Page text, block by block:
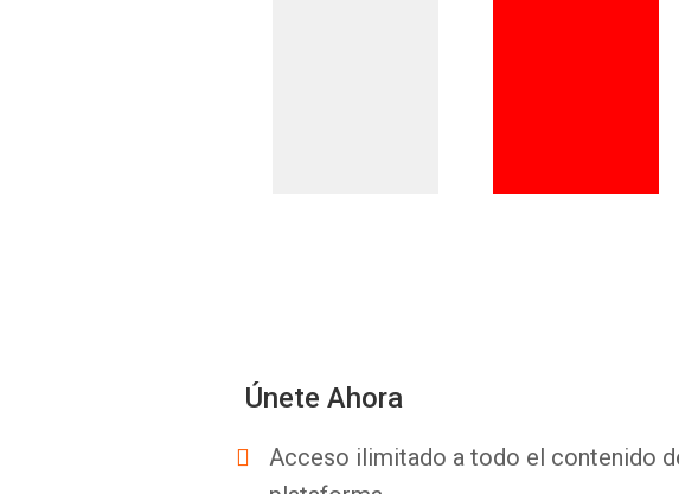
Únete Ahora
Acceso ilimitado a todo el contenido